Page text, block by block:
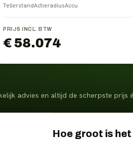
TellerstandActieradiusAccu
PRIJS INCL. BTW
€ 58.074
advies en altijd de scherpste prijs
Hoe groot is het